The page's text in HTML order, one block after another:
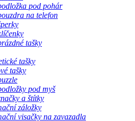
pod pohár
na telefon
tašky
tašky
tašky
pod myš
a štítky
záložky
visačky na zavazadla